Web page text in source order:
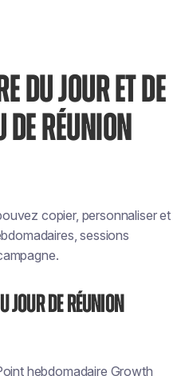
DU JOUR ET DE
RÉUNION
copier, personnaliser et
sessions
DE RÉUNION
hebdomadaire Growth